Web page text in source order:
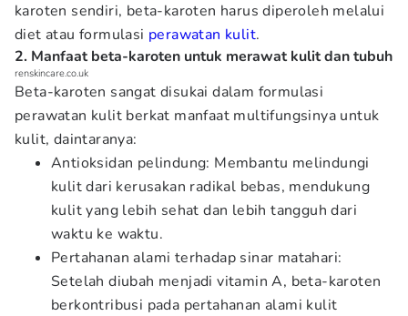
karoten sendiri, beta-karoten harus diperoleh melalui
diet atau formulasi perawatan kulit.
2. Manfaat beta-karoten untuk merawat kulit dan tubuh
renskincare.co.uk
Beta-karoten sangat disukai dalam formulasi
perawatan kulit berkat manfaat multifungsinya untuk
kulit, daintaranya:
Antioksidan pelindung: Membantu melindungi
kulit dari kerusakan radikal bebas, mendukung
kulit yang lebih sehat dan lebih tangguh dari
waktu ke waktu.
Pertahanan alami terhadap sinar matahari:
Setelah diubah menjadi vitamin A, beta-karoten
berkontribusi pada pertahanan alami kulit